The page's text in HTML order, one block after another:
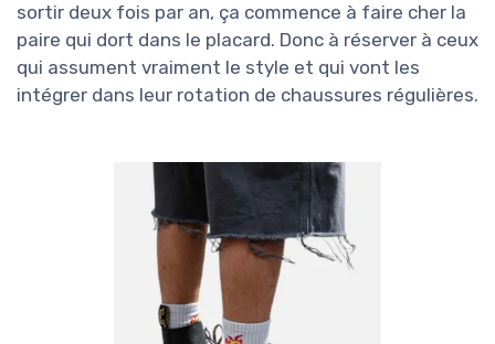
sortir deux fois par an, ça commence à faire cher la
paire qui dort dans le placard. Donc à réserver à ceux
qui assument vraiment le style et qui vont les
intégrer dans leur rotation de chaussures régulières.